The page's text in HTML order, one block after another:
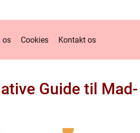
os Cookies Kontakt os
Guide til